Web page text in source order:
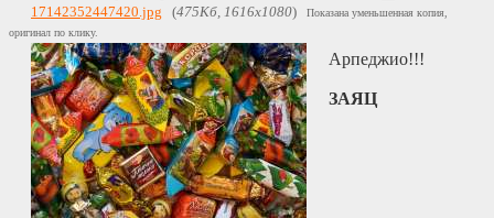
17142352447420.jpg (475Кб, 1616x1080)
Показана уменьшенная копия,
оригинал по клику.
Арпеджио!!!
ЗАЯЦ